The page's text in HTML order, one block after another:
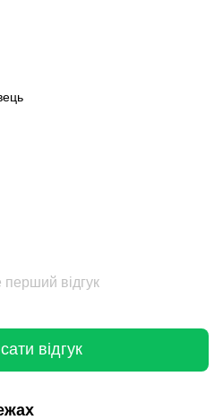
перший відгук
відгук